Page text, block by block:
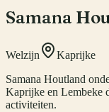
Samana
Welzijn
Kaprijke
Samana Houtland
Kaprijke en Lembeke
activiteiten.